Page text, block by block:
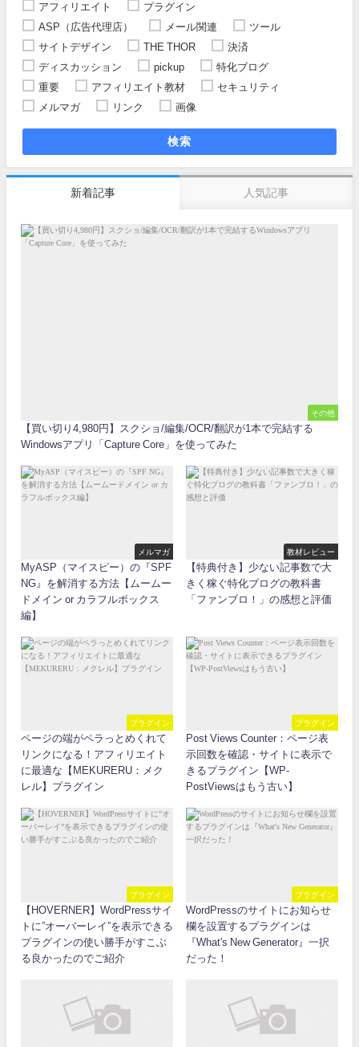
アフィリエイト
プラグイン
ASP（広告代理店）
メール関連
ツール
サイトデザイン
THE THOR
決済
ディスカッション
pickup
特化ブログ
重要
アフィリエイト教材
セキュリティ
メルマガ
リンク 画像
検索
新着記事 人気記事
その他
【買い切り4,980円】スクショ/編集/OCR/翻訳が1本で完結する
Windowsアプリ「Capture Core」を使ってみた
メルマガ
MyASP（マイスピー）の『SPF
NG』を解消する方法【ムームー
ドメイン or カラフルボックス
編】
教材レビュー
【特典付き】少ない記事数で大
きく稼ぐ特化ブログの教科書
「ファンブロ！」の感想と評価
プラグイン
ページの端がペラっとめくれて
リンクになる！アフィリエイト
に最適な【MEKURERU：メク
レル】プラグイン
プラグイン
Post Views Counter：ページ表
示回数を確認・サイトに表示で
きるプラグイン【WP-
PostViewsはもう古い】
プラグイン
【HOVERNER】WordPressサイ
トに”オーバーレイ”を表示できる
プラグインの使い勝手がすこぶ
る良かったのでご紹介
プラグイン
WordPressのサイトにお知らせ
欄を設置するプラグインは
『What's New Generator』一択
だった！